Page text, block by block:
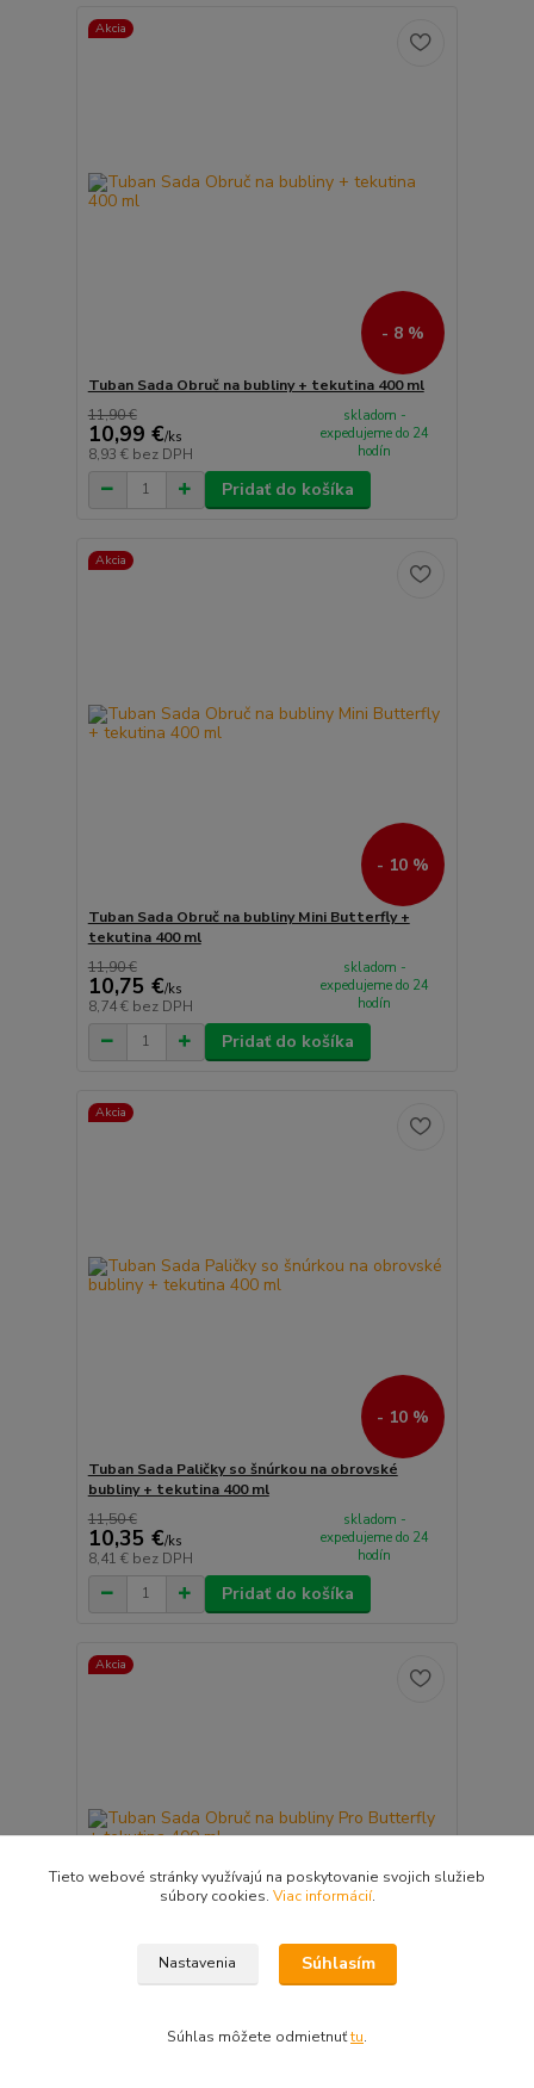
Akcia
- 8 %
Tuban Sada Obruč na bubliny + tekutina 400 ml
11,90 €
10,99 €/ks
8,93 € bez DPH
skladom -
expedujeme do 24
hodín
Pridať do košíka
Akcia
- 10 %
Tuban Sada Obruč na bubliny Mini Butterfly +
tekutina 400 ml
11,90 €
10,75 €/ks
8,74 € bez DPH
skladom -
expedujeme do 24
hodín
Pridať do košíka
Akcia
- 10 %
Tuban Sada Paličky so šnúrkou na obrovské
bubliny + tekutina 400 ml
11,50 €
10,35 €/ks
8,41 € bez DPH
skladom -
expedujeme do 24
hodín
Pridať do košíka
Akcia
tekutina 400 ml
Tieto webové stránky využívajú na poskytovanie svojich služieb
súbory cookies. Viac informácií.
Nastavenia Súhlasím
Súhlas môžete odmietnuťtu.